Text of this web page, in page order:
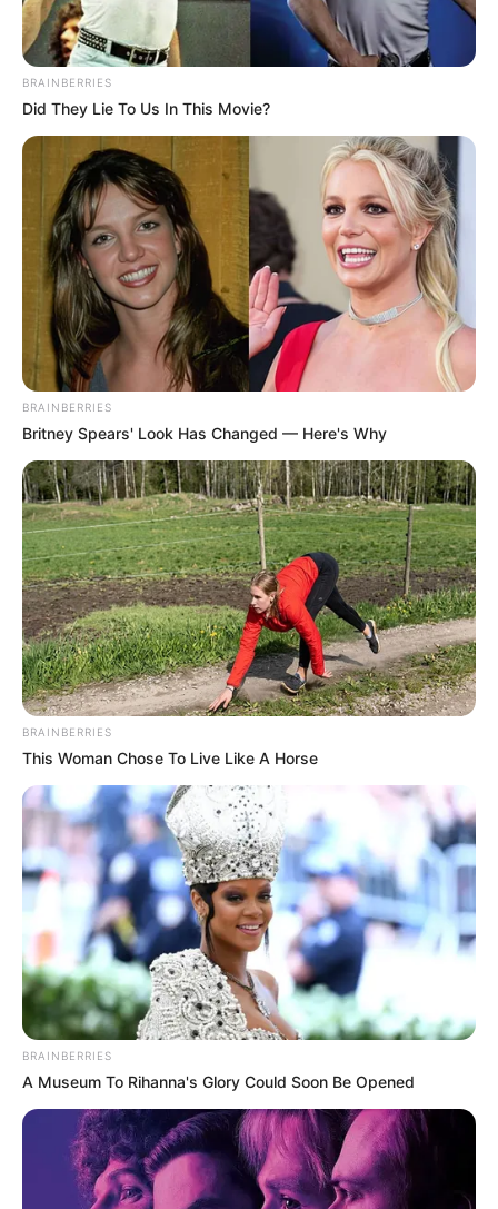
BRAINBERRIES
Did They Lie To Us In This Movie?
BRAINBERRIES
Britney Spears' Look Has Changed — Here's Why
BRAINBERRIES
This Woman Chose To Live Like A Horse
BRAINBERRIES
A Museum To Rihanna's Glory Could Soon Be Opened